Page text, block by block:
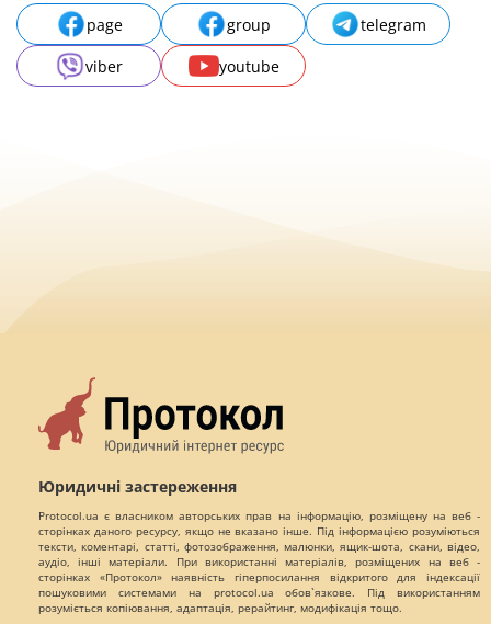
page group
telegram
viber
youtube
Юридичні застереження
Protocol.ua є власником авторських прав на інформацію, розміщену на веб -
сторінках даного ресурсу, якщо не вказано інше. Під інформацією розуміються
тексти, коментарі, статті, фотозображення, малюнки, ящик-шота, скани, відео,
аудіо, інші матеріали. При використанні матеріалів, розміщених на веб -
сторінках «Протокол» наявність гіперпосилання відкритого для індексації
пошуковими системами на protocol.ua обов`язкове. Під використанням
розуміється копіювання, адаптація, рерайтинг, модифікація тощо.